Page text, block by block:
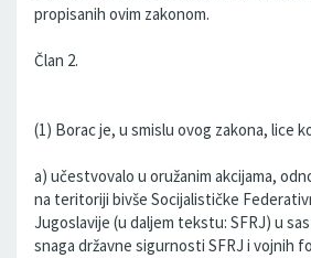
propisanih ovim zakonom.
Član 2.
(1) Borac je, u smislu ovog zakona, lice
a) učestvovalo u oružanim akcijama,
na teritoriji bivše Socijalističke
Jugoslavije (u daljem tekstu: SFRJ) u
snaga državne sigurnosti SFRJ i vojnih